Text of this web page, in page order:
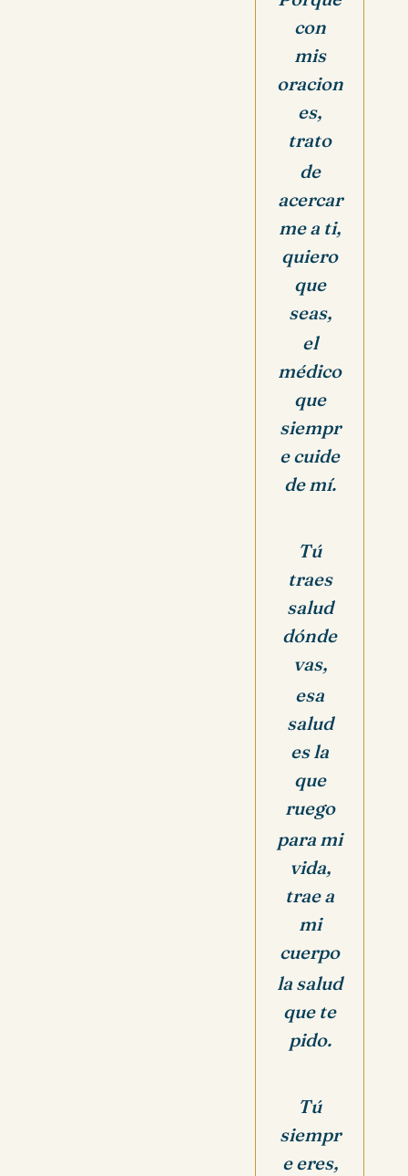
con
mis
oracion
es,
trato
de
acercar
me a ti,
quiero
que
seas,
el
médico
que
siempr
e cuide
de mí.
Tú
traes
salud
dónde
vas,
esa
salud
es la
que
ruego
para mi
vida,
trae a
mi
cuerpo
la salud
que te
pido.
Tú
siempr
e eres,